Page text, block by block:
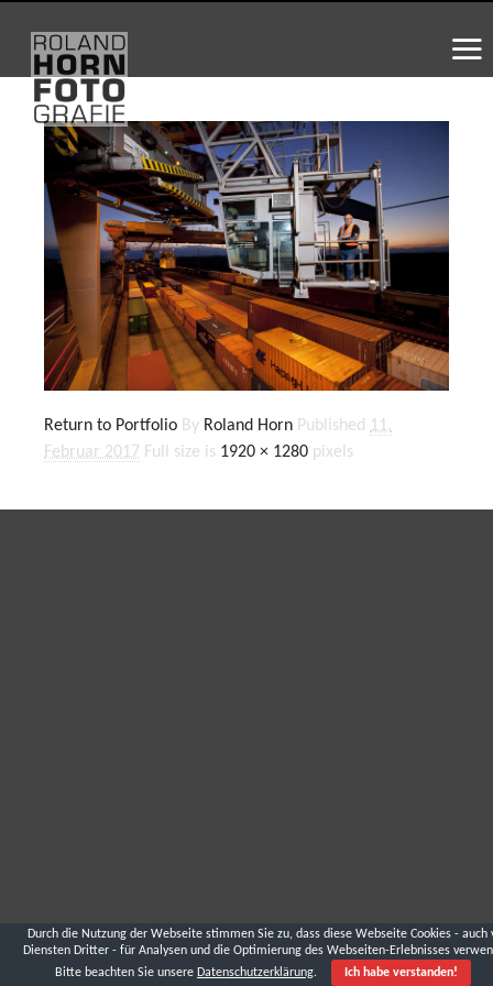
Return to Portfolio By Roland Horn Published 11.
Februar 2017 Full size is 1920 × 1280 pixels
Durch die Nutzung der Webseite stimmen Sie zu, dass diese Webseite Cookies - auch
Diensten Dritter - für Analysen und die Optimierung des Webseiten-Erlebnisses
Bitte beachten Sie unsere Datenschutzerklärung. Ich habe verstanden!